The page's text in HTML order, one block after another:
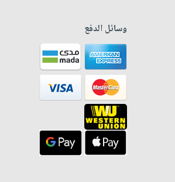
وسائل الدفع